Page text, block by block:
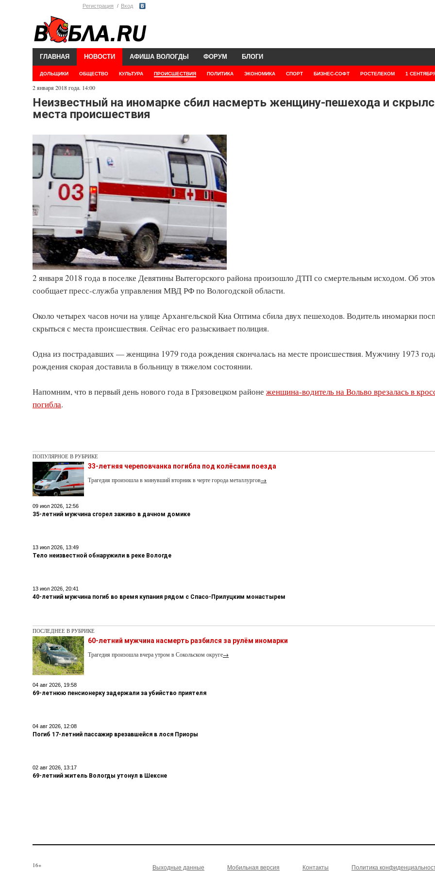
Регистрация Вход
ГЛАВНАЯ НОВОСТИ
ДОЛЬЩИКИ ОБЩЕСТВО КУЛЬТУРА ПРОИСШЕСТВИЯ ПОЛИТИКА ЭКОНОМИКА СПОРТ БИЗНЕС-СОФТ РОСТЕЛЕКОМ 1
АФИША ВОЛОГДЫ ФОРУМ БЛОГИ
2 января 2018 года. 14:00
Неизвестный на иномарке сбил насмерть женщину-пешехода и
места происшествия
2 января 2018 года в поселке Девятины Вытегорского района произошло ДТП со смертельным исходом. Об
сообщает пресс-служба управления МВД РФ по Вологодской области.
Около четырех часов ночи на улице Архангельской Киа Оптима сбила двух пешеходов. Водитель иномарки
скрыться с места происшествия. Сейчас его разыскивает полиция.
Одна из пострадавших — женщина 1979 года рождения скончалась на месте происшествия. Мужчину 1973
рождения скорая доставила в больницу в тяжелом состоянии.
Напомним, что в первый день нового года в Грязовецком районе женщина-водитель на Вольво врезалась в
погибла.
ПОПУЛЯРНОЕ В РУБРИКЕ
33-летняя череповчанка погибла под колёсами поезда
Трагедия произошла в минувший вторник в черте города металлургов→
09 июл 2026, 12:56
35-летний мужчина сгорел заживо в дачном домике
13 июл 2026, 13:49
Тело неизвестной обнаружили в реке Вологде
13 июл 2026, 20:41
40-летний мужчина погиб во время купания рядом с Спасо-Прилуцким монастырем
ПОСЛЕДНЕЕ В РУБРИКЕ
60-летний мужчина насмерть разбился за рулём иномарки
Трагедия произошла вчера утром в Сокольском округе→
04 авг 2026, 19:58
69-летнюю пенсионерку задержали за убийство приятеля
04 авг 2026, 12:08
Погиб 17-летний пассажир врезавшейся в лося Приоры
02 авг 2026, 13:17
69-летний житель Вологды утонул в Шексне
16+ Выходные данные Мобильная версия Контакты Политика